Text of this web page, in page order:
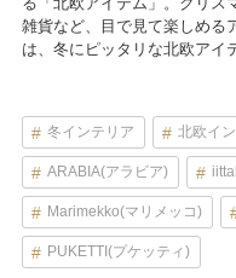
雑貨など、目で見て楽しめる
は、冬にピッタリな北欧アイ
冬インテリア 北欧イ
ARABIA(アラビア)
Marimekko(マリメッコ)
PUKETTI(プケッティ)